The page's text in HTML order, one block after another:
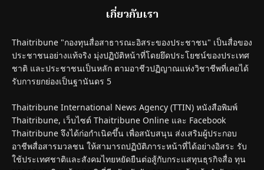
เกี่ยวกับเรา
Thaitribune "กองทุนสื่อสาธารณะอิสระของประชาชน" เป็นสื่อของ
ประชาชนอย่างแท้จริง มุ่งปฏิบัติหน้าที่โดยยึดประโยชน์ของประเทศ
ชาติ และประชาชนเป็นหลัก ตามอาชีวปฏิญาณแห่งวิชาชีพที่เคยได้
รับการยกย่องเป็นฐานันดร 5
Thaitribune International News Agency (TTIN) หนังสือพิมพ์
Thaitribune, เว็บไซต์ Thaitribune Online และ Facebook
Thaitribune จึงได้ก่อกำเนิดขึ้น เพื่อสนับสนุน ส่งเสริมผู้ประกอบ
อาชีพสื่อสารมวลชน ให้สามารถปฏิบัติภาระหน้าที่ได้อย่างอิสระ รับ
ใช้ประเทศชาติและสังคมไทยหยัดยืนต่อสู้กับกระแสทุนธุรกิจสื่อ ทุน